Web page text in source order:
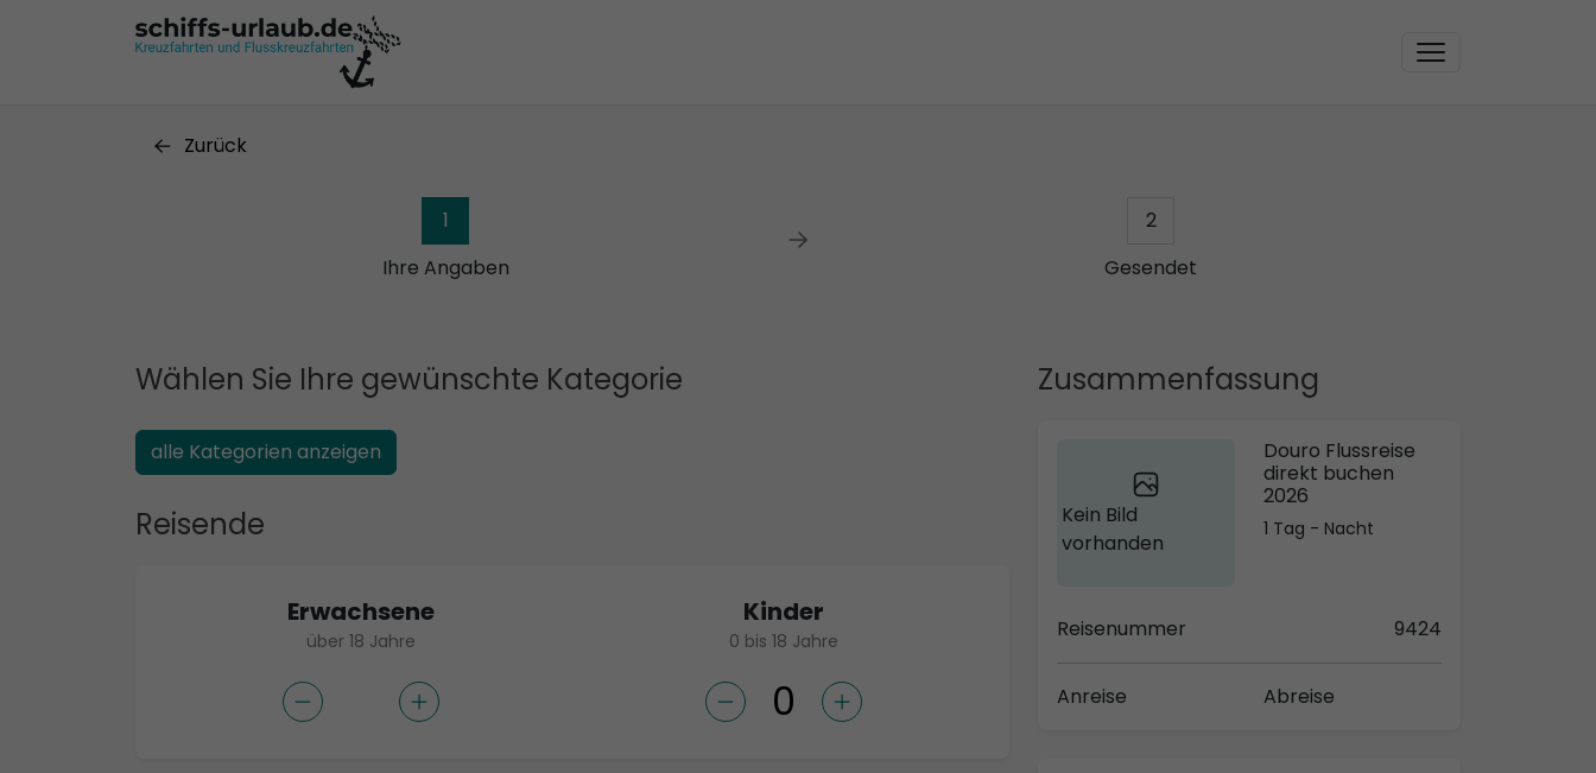
Zurück
1
Ihre Angaben
2
Gesendet
Zusammenfassung
Kein Bild
vorhanden
Douro Flussreise
direkt buchen
2026
1 Tag - Nacht
Reisenummer 9424
Anreise Abreise
Wählen Sie Ihre gewünschte Kategorie
alle Kategorien anzeigen
Reisende
Erwachsene
über 18 Jahre
Kinder
0 bis 18 Jahre